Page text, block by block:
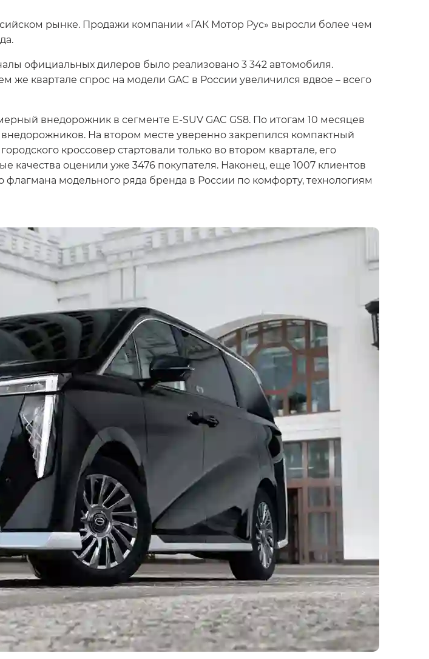
рынке. Продажи компании «ГАК Мотор Рус» выросли более чем
официальных дилеров было реализовано 3 342 автомобиля.
же квартале спрос на модели GAC в России увеличился вдвое – всего
внедорожник в сегменте E-SUV GAC GS8. По итогам 10 месяцев
внедорожников. На втором месте уверенно закрепился компактный
кроссовер стартовали только во втором квартале, его
оценили уже 3476 покупателя. Наконец, еще 1007 клиентов
модельного ряда бренда в России по комфорту, технологиям